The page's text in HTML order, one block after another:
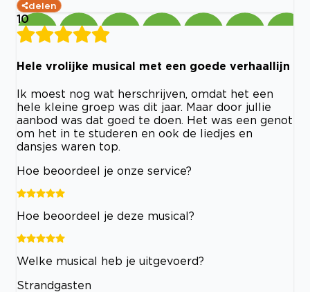
delen
10
Hele vrolijke musical met een goede verhaallijn
Ik moest nog wat herschrijven, omdat het een
hele kleine groep was dit jaar. Maar door jullie
aanbod was dat goed te doen. Het was een genot
om het in te studeren en ook de liedjes en
dansjes waren top.
Hoe beoordeel je onze service?
Hoe beoordeel je deze musical?
Welke musical heb je uitgevoerd?
Strandgasten